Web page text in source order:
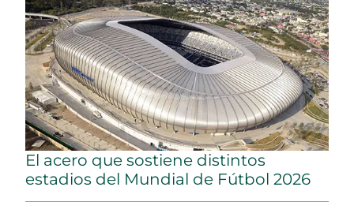
El acero que sostiene distintos
estadios del Mundial de Fútbol 2026